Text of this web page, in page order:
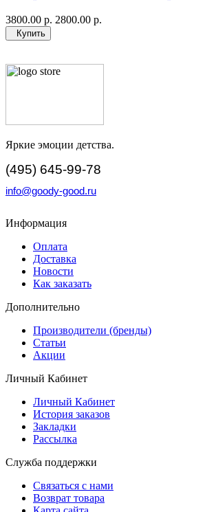
3800.00 р. 2800.00 р.
Купить
Яркие эмоции детства.
(495) 645-99-78
info@goody-good.ru
Информация
Оплата
Доставка
Новости
Как заказать
Дополнительно
Производители (бренды)
Статьи
Акции
Личный Кабинет
Личный Кабинет
История заказов
Закладки
Рассылка
Служба поддержки
Связаться с нами
Возврат товара